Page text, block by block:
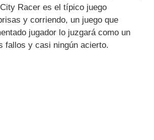
Racer es el típico juego
y corriendo, un juego que
jugador lo juzgará como un
fallos y casi ningún acierto.